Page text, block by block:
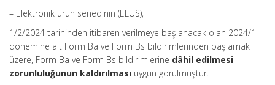
– Elektronik ürün senedinin (ELÜS),
1/2/2024 tarihinden itibaren verilmeye başlanacak olan 2024/1
dönemine ait Form Ba ve Form Bs bildirimlerinden başlamak
üzere, Form Ba ve Form Bs bildirimlerine dâhil edilmesi
zorunluluğunun kaldırılması uygun görülmüştür.